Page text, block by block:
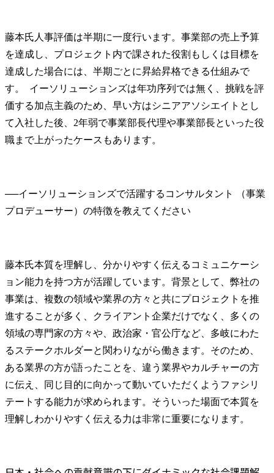
藤本氏 人事評価は半期に一度行います。事業部の売上予算
を達成し、プロジェクト内で課された役割もしくは目標を
達成した場合には、半期ごとに昇給昇格できる仕組みで
す。  イーソリューションズは年功序列では無く、挑戦を評
価する加点主義のため、早い方はシニアアソシエイトとし
て入社した後、2年弱で事業部長代理や事業部長といった役
職まで上がったケースもあります。
──イーソリューションズで活躍するコンサルタント （事業
藤本氏本質を理解し、分かりやすく伝えるコミュニケーシ
ョン能力を持つ方が活躍しています。背景として、弊社の
事業は、複数の領域や業界の方々と共にプロジェクトを推
進することが多く、クライアント企業だけでなく、多くの
領域の専門家の方々や、政治家・官公庁など、多岐にわた
るステークホルダーと関わりながら働きます。そのため、
ある業界の方が語ったことを、違う業界やカルチャーの方
に伝え、同じ目的に向かって動いていただくようファシリ
テートする能力が求められます。そういった場面で本質を
理解しわかりやすく伝える力は非常に重要になります。